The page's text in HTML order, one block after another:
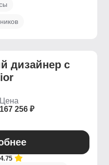
дизайнер с
Цена
167 256 ₽
4.75